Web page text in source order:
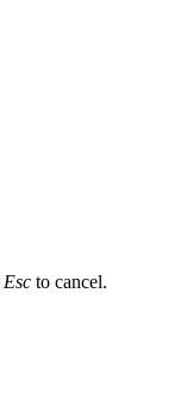
Esc to cancel.